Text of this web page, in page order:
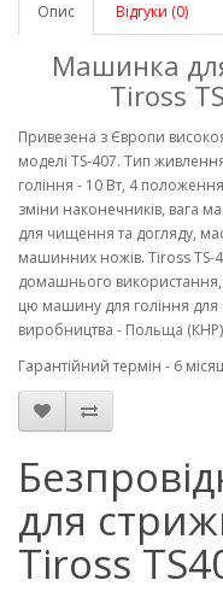
Опис Відгуки (0)
Машинка
Tiross
Привезена з Європи
моделі TS-407. Тип
гоління - 10 Вт, 4
зміни наконечників, вага
для чищення та догляду,
машинних ножів. Tiross TS-
домашнього використання,
цю машину для гоління для
виробництва - Польща (КНР)
Гарантійний термін - 6
для
Tiross